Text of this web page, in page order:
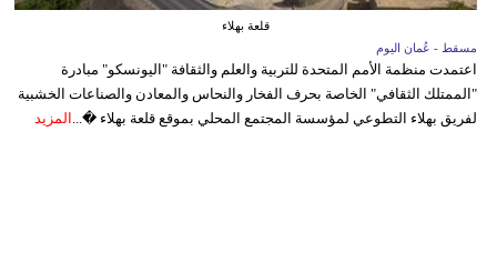
قلعة بهلاء
مسقط - عُمان اليوم
اعتمدت منظمة الأمم المتحدة للتربية والعلم والثقافة "اليونسكو" مبادرة
"الممتلك الثقافي" الخاصة بحرف الفخار والنحاس والمعادن والصناعات الخشبية
لفريق بهلاء التطوعي لمؤسسة المجتمع المحلي بموقع قلعة بهلاء �... المزيد